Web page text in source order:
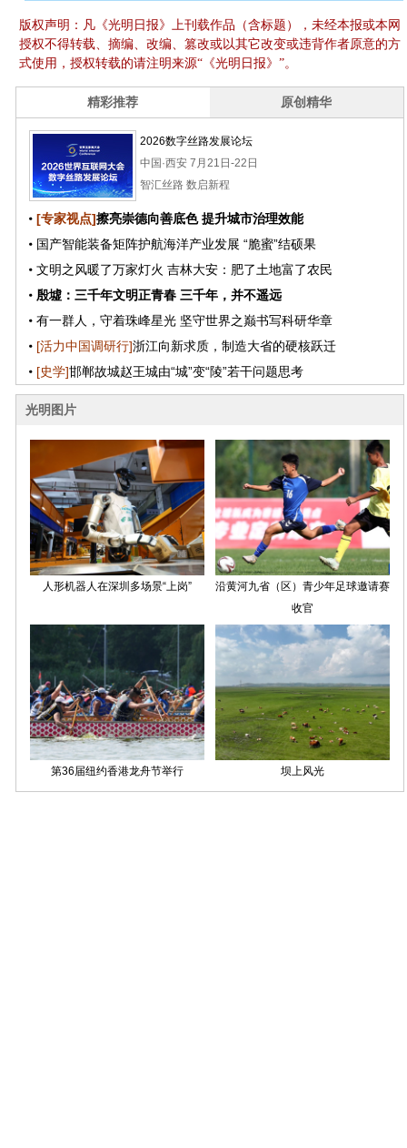
版权声明：凡《光明日报》上刊载作品（含标题），未经本报或本网
授权不得转载、摘编、改编、篡改或以其它改变或违背作者原意的方
式使用，授权转载的请注明来源“《光明日报》”。